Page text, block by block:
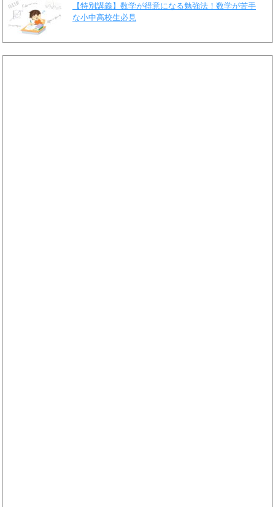
【特別講義】数学が得意になる勉強法！数学が苦手
な小中高校生必見